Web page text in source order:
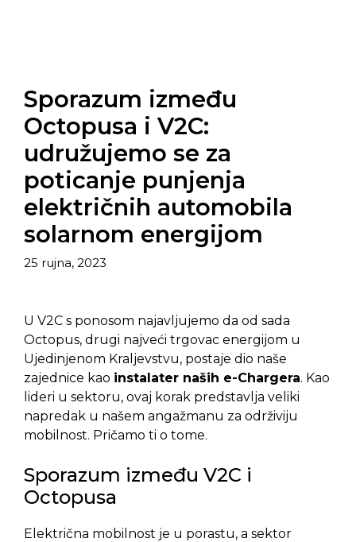
Sporazum između
Octopusa i V2C:
udružujemo se za
poticanje punjenja
električnih automobila
solarnom energijom
25 rujna, 2023
U V2C s ponosom najavljujemo da od sada
Octopus, drugi najveći trgovac energijom u
Ujedinjenom Kraljevstvu, postaje dio naše
zajednice kao instalater naših e-Chargera. Kao
lideri u sektoru, ovaj korak predstavlja veliki
napredak u našem angažmanu za održiviju
mobilnost. Pričamo ti o tome.
Sporazum između V2C i
Octopusa
Električna mobilnost je u porastu, a sektor